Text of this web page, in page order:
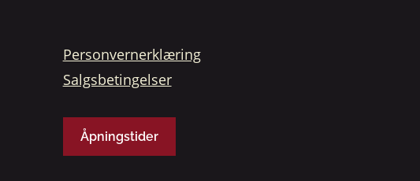
Personvernerklæring
Salgsbetingelser
Åpningstider